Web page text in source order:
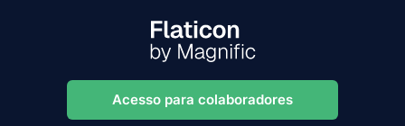
Acesso para colaboradores